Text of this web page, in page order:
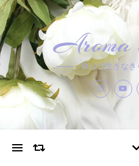
Aroma
香りで生きな